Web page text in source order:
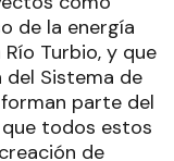
de la energía
Turbio, y que
Sistema de
parte del
que todos estos
de